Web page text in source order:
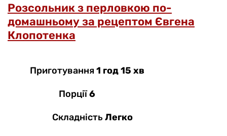
Розсольник з перловкою по-
домашньому за рецептом Євгена
Клопотенка
Приготування1 год 15 хв
Порції6
Складність Легко